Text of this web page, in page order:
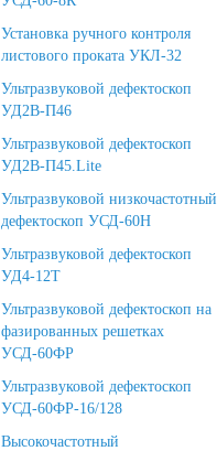
Установка ручного контроля
листового проката УКЛ-32
Ультразвуковой дефектоскоп
УД2В-П46
Ультразвуковой дефектоскоп
УД2В-П45.Lite
Ультразвуковой низкочастотный
дефектоскоп УСД-60Н
Ультразвуковой дефектоскоп
УД4-12Т
Ультразвуковой дефектоскоп на
фазированных решетках
УСД-60ФР
Ультразвуковой дефектоскоп
УСД-60ФР-16/128
Высокочастотный